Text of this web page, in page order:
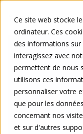
Ce site web stocke
ordinateur. Ces
des informations
interagissez avec
permettent de nous
utilisons ces
personnaliser votre
que pour les
concernant nos
et sur d'autres